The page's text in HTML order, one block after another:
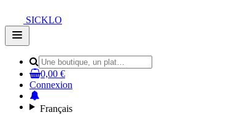
SICKLO
Open
main
0,00 €
Connexion
Français